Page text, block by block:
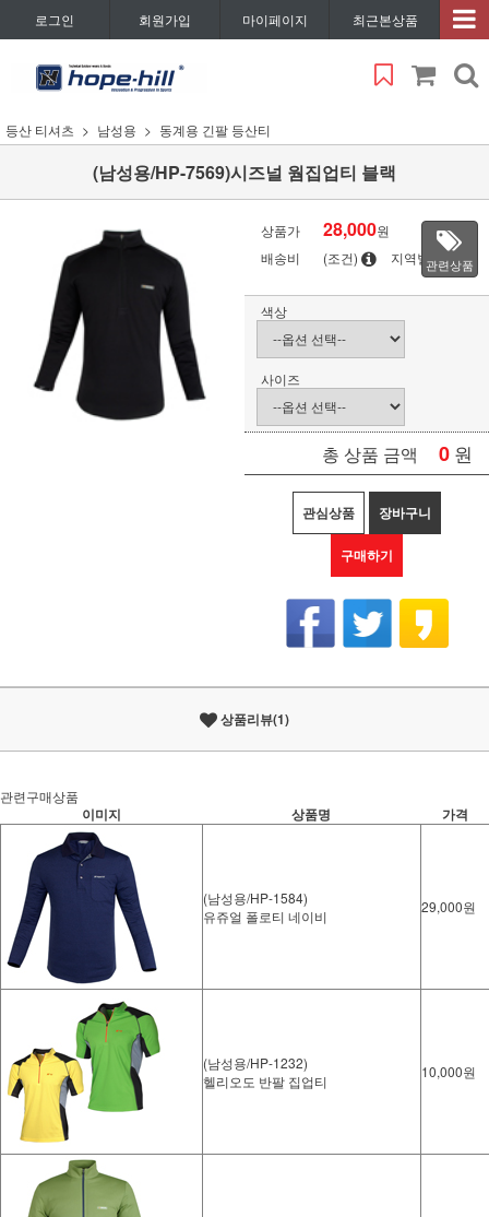
로그인 회원가입 마이페이지 최근본상품
등산 티셔츠 남성용 동계용 긴팔 등산티
(남성용/HP-7569)시즈널 웜집업티 블랙
상품가 28,000원
배송비
(조건) 지역별관련상품
색상
사이즈
총 상품 금액 0 원
관심상품 장바구니
구매하기
상품리뷰(1)
관련구매상품
이미지 상품명 가격
(남성용/HP-1584)
유쥬얼 폴로티 네이비
29,000원
(남성용/HP-1232)
헬리오도 반팔 집업티
10,000원